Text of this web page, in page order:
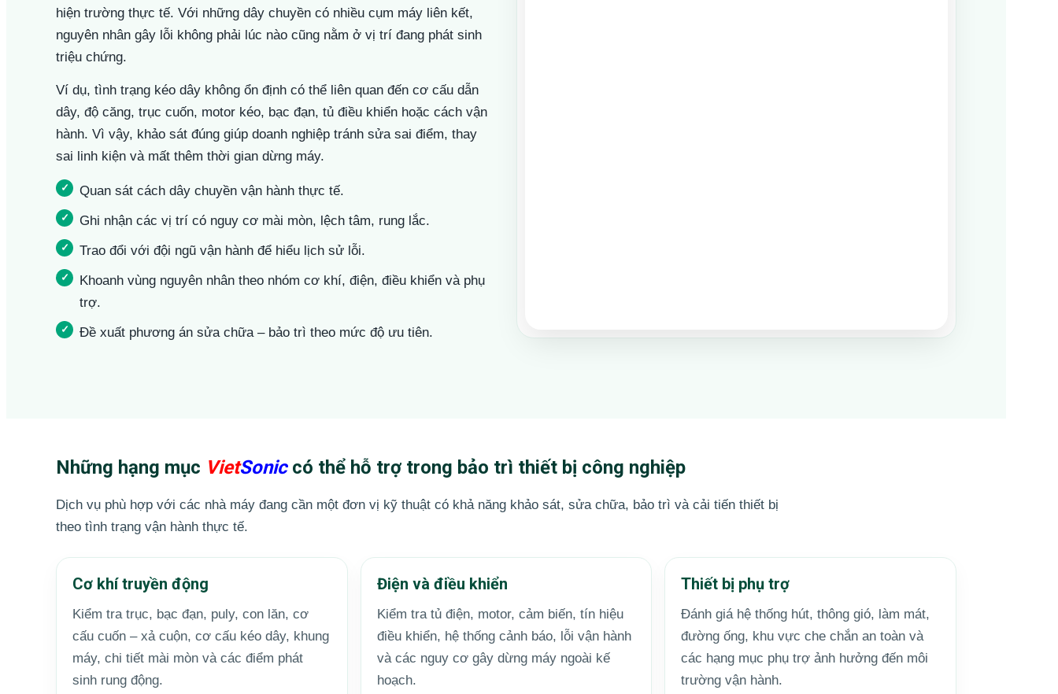
hiện trường thực tế. Với những dây chuyền có nhiều cụm máy liên kết,
nguyên nhân gây lỗi không phải lúc nào cũng nằm ở vị trí đang phát sinh
triệu chứng.
Ví dụ, tình trạng kéo dây không ổn định có thể liên quan đến cơ cấu dẫn
dây, độ căng, trục cuốn, motor kéo, bạc đạn, tủ điều khiển hoặc cách vận
hành. Vì vậy, khảo sát đúng giúp doanh nghiệp tránh sửa sai điểm, thay
sai linh kiện và mất thêm thời gian dừng máy.
Quan sát cách dây chuyền vận hành thực tế.
Ghi nhận các vị trí có nguy cơ mài mòn, lệch tâm, rung lắc.
Trao đổi với đội ngũ vận hành để hiểu lịch sử lỗi.
Khoanh vùng nguyên nhân theo nhóm cơ khí, điện, điều khiển và phụ
trợ.
Đề xuất phương án sửa chữa – bảo trì theo mức độ ưu tiên.
Những hạng mục VietSoniccó thể hỗ trợ trong bảo trì thiết bị công nghiệp
Dịch vụ phù hợp với các nhà máy đang cần một đơn vị kỹ thuật có khả năng khảo sát, sửa chữa, bảo trì và cải tiến thiết bị
theo tình trạng vận hành thực tế.
Cơ khí truyền động
Kiểm tra trục, bạc đạn, puly, con lăn, cơ
cấu cuốn – xả cuộn, cơ cấu kéo dây, khung
máy, chi tiết mài mòn và các điểm phát
sinh rung động.
Điện và điều khiển
Kiểm tra tủ điện, motor, cảm biến, tín hiệu
điều khiển, hệ thống cảnh báo, lỗi vận hành
và các nguy cơ gây dừng máy ngoài kế
hoạch.
Thiết bị phụ trợ
Đánh giá hệ thống hút, thông gió, làm mát,
đường ống, khu vực che chắn an toàn và
các hạng mục phụ trợ ảnh hưởng đến môi
trường vận hành.